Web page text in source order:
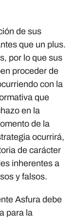
de sus
que un plus.
por lo que sus
proceder de
con la
que
en la
de la
ocurrirá,
de carácter
inherentes a
y falsos.
Asfura debe
para la